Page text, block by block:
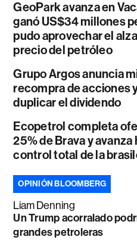
GeoPark avanza en
ganó US$34 millones
pudo aprovechar el
precio del petróleo
Grupo Argos anuncia
recompra de acciones
duplicar el dividendo
Ecopetrol completa
25% de Brava y avanza
control total de la
OPINIÓN BLOOMBERG
Liam Denning
Un Trump acorralado
grandes petroleras